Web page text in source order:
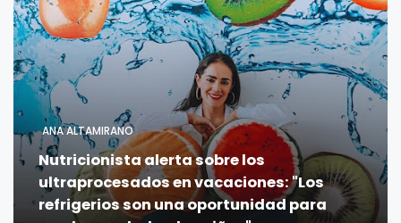
ANA ALTAMIRANO
Nutricionista alerta sobre los
ultraprocesados en vacaciones: "Los
refrigerios son una oportunidad para